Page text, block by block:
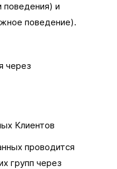
поведения) и
поведение).
через
Клиентов
проводится
групп через